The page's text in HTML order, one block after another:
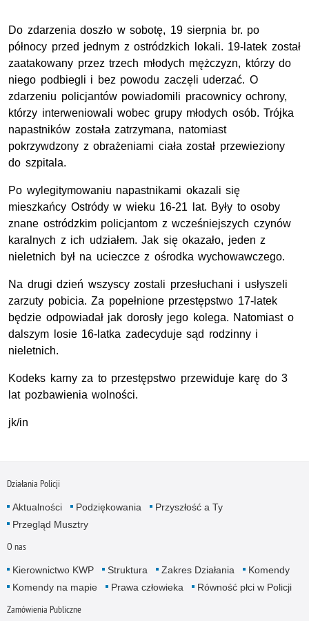
Do zdarzenia doszło w sobotę, 19 sierpnia br. po
północy przed jednym z ostródzkich lokali. 19-latek został
zaatakowany przez trzech młodych mężczyzn, którzy do
niego podbiegli i bez powodu zaczęli uderzać. O
zdarzeniu policjantów powiadomili pracownicy ochrony,
którzy interweniowali wobec grupy młodych osób. Trójka
napastników została zatrzymana, natomiast
pokrzywdzony z obrażeniami ciała został przewieziony
do szpitala.
Po wylegitymowaniu napastnikami okazali się
mieszkańcy Ostródy w wieku 16-21 lat. Były to osoby
znane ostródzkim policjantom z wcześniejszych czynów
karalnych z ich udziałem. Jak się okazało, jeden z
nieletnich był na ucieczce z ośrodka wychowawczego.
Na drugi dzień wszyscy zostali przesłuchani i usłyszeli
zarzuty pobicia. Za popełnione przestępstwo 17-latek
będzie odpowiadał jak dorosły jego kolega. Natomiast o
dalszym losie 16-latka zadecyduje sąd rodzinny i
nieletnich.
Kodeks karny za to przestępstwo przewiduje karę do 3
lat pozbawienia wolności.
jk/in
Działania Policji
Aktualności Podziękowania
Przyszłość a Ty
Przegląd Musztry
O nas
Kierownictwo KWP Struktura Zakres Działania
Komendy
Komendy na mapie
Prawa człowieka Równość płci w Policji
Zamówienia Publiczne